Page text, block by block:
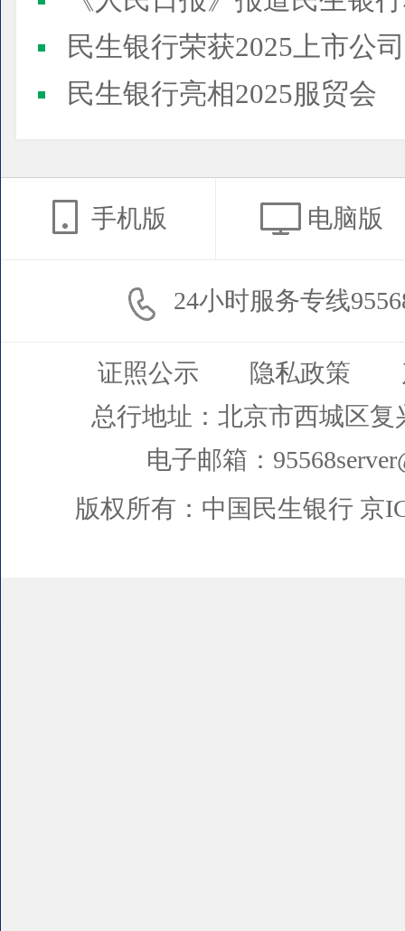
民生银行荣获2025上市公司董事会最佳实践案例、上市公
民生银行亮相2025服贸会
手机版 电脑版
24小时服务专线
证照公示 隐私政策
总行地址：北京市西城区复
电子邮箱：
版权所有：中国民生银行 京